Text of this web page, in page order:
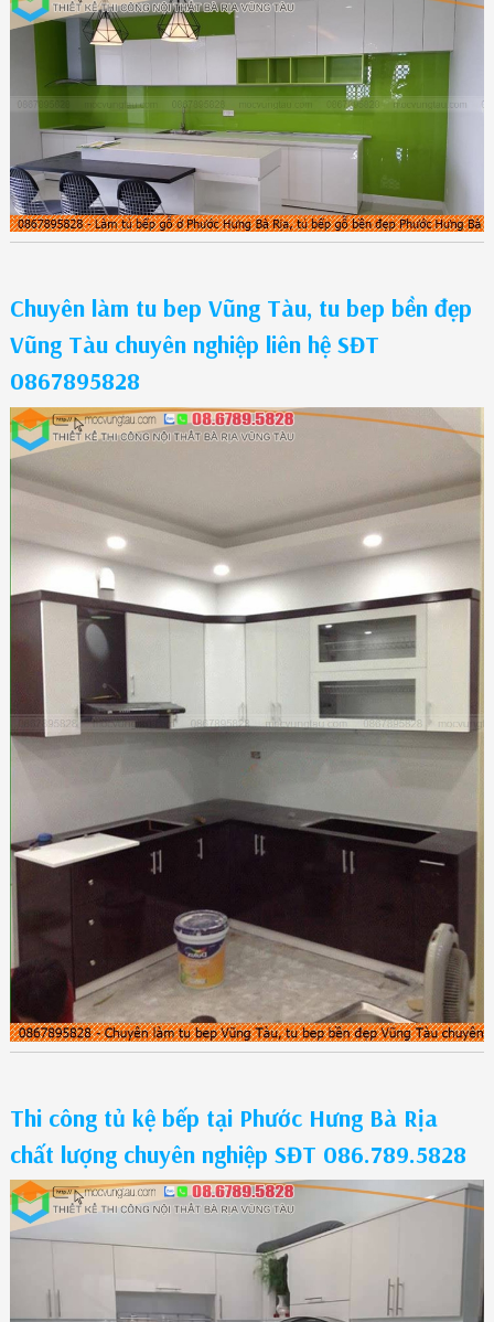
Chuyên làm tu bep Vũng Tàu, tu bep bền đẹp
Vũng Tàu chuyên nghiệp liên hệ SĐT
0867895828
Thi công tủ kệ bếp tại Phước Hưng Bà Rịa
chất lượng chuyên nghiệp SĐT 086.789.5828